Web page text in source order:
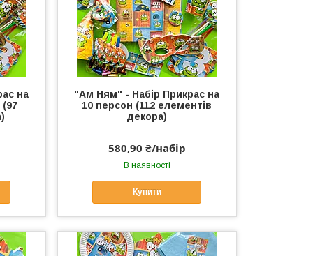
на
(97
"Ам Ням" - Набір Прикрас на
10 персон (112 елементів
декора)
580,90 ₴/набір
В наявності
Купити